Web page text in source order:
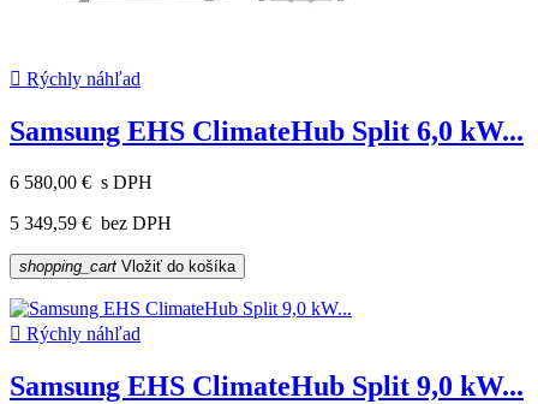
 Rýchly náhľad
Samsung EHS ClimateHub Split 6,0 kW...
6 580,00 € s DPH
5 349,59 € bez DPH
shopping_cart Vložiť do košíka
 Rýchly náhľad
Samsung EHS ClimateHub Split 9,0 kW...